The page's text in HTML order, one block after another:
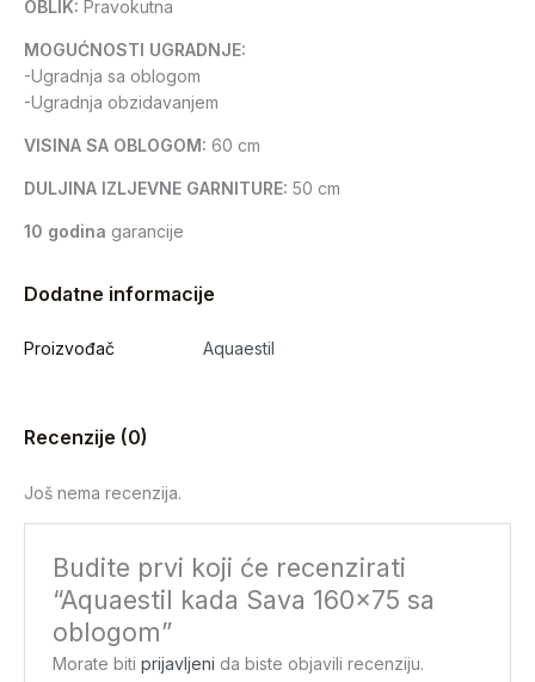
OBLIK: Pravokutna
MOGUĆNOSTI UGRADNJE:
-Ugradnja sa oblogom
-Ugradnja obzidavanjem
VISINA SA OBLOGOM: 60 cm
DULJINA IZLJEVNE GARNITURE: 50 cm
10 godina garancije
Dodatne informacije
Proizvođač Aquaestil
Recenzije (0)
Još nema recenzija.
Budite prvi koji će recenzirati
“Aquaestil kada Sava 160×75 sa
oblogom”
Morate bitiprijavljeni da biste objavili recenziju.